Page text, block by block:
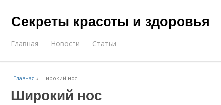
Секреты красоты и здоровья
Главная Новости Статьи
Главная » Широкий нос
Широкий нос